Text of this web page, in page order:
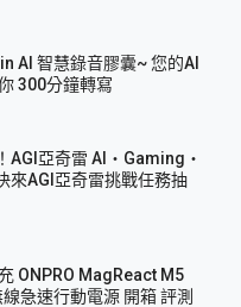
AI 智慧錄音膠囊~ 您的AI
300分鐘轉寫
AGI亞奇雷 AI・Gaming・
來AGI亞奇雷挑戰任務抽
ONPRO MagReact M5
急速行動電源 開箱 評測